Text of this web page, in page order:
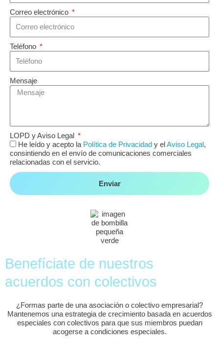
Correo electrónico
Teléfono
Mensaje
LOPD y Aviso Legal
He leído y acepto la Política de Privacidad y el Aviso Legal,
consintiendo en el envío de comunicaciones comerciales
relacionadas con el servicio.
Enviar
Benefíciate de nuestros
acuerdos con colectivos
¿Formas parte de una asociación o colectivo empresarial?
Mantenemos una estrategia de crecimiento basada en acuerdos
especiales con colectivos para que sus miembros puedan
acogerse a condiciones especiales.